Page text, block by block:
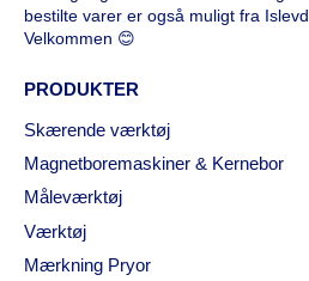
bestilte varer er også muligt fra
Velkommen 😊
PRODUKTER
Skærende værktøj
Magnetboremaskiner & Kernebor
Måleværktøj
Værktøj
Mærkning Pryor